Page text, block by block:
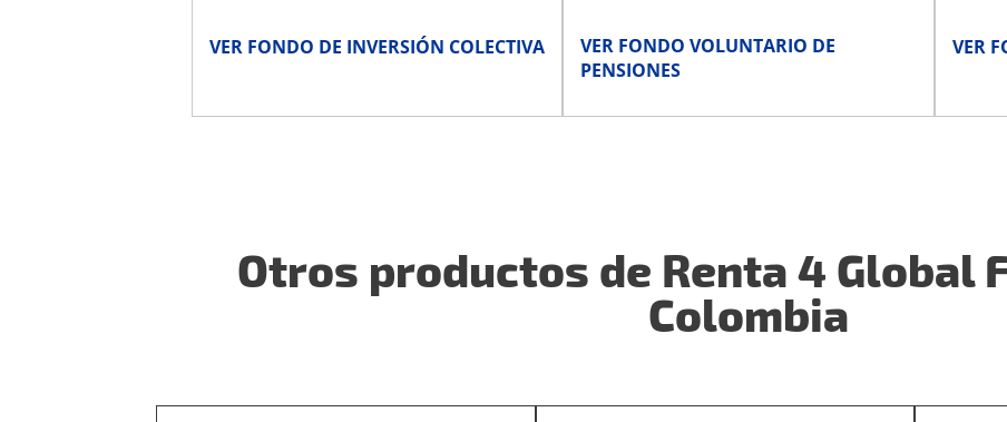
VER FONDO DE INVERSIÓN COLECTIVA
VER FONDO VOLUNTARIO DE
PENSIONES
VER
Otros productos de Renta 4 Global
Colombia